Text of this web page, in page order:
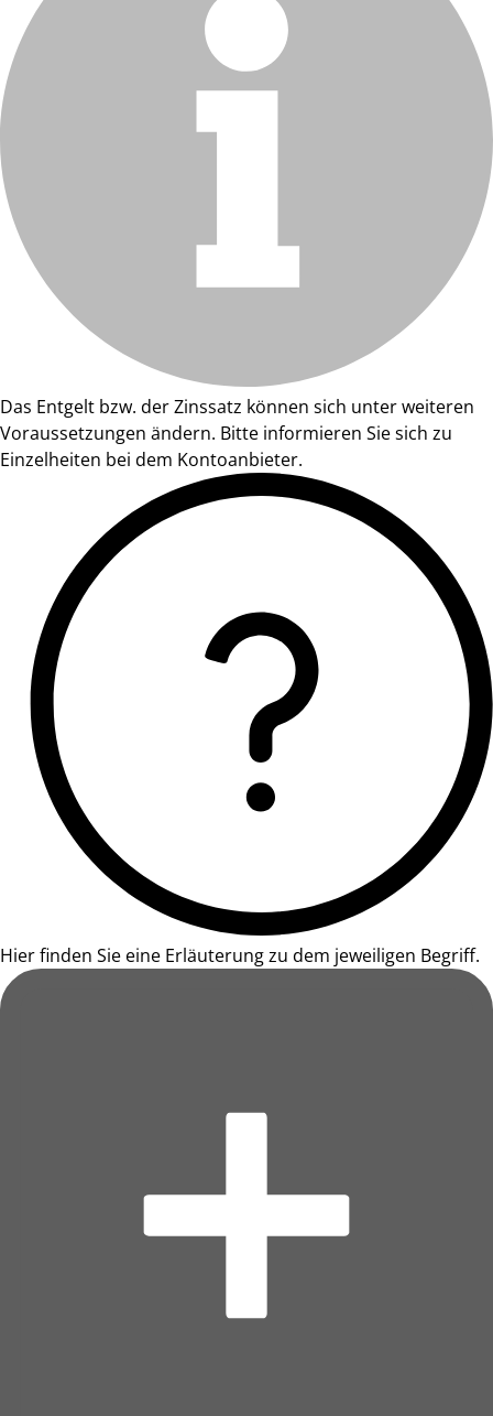
Das Entgelt bzw. der Zinssatz können sich unter weiteren
Voraussetzungen ändern. Bitte informieren Sie sich zu
Einzelheiten bei dem Kontoanbieter.
Hier finden Sie eine Erläuterung zu dem jeweiligen Begriff.